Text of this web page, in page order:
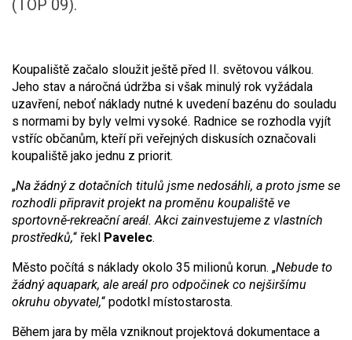
(TOP 09).
Koupaliště začalo sloužit ještě před II. světovou válkou.
Jeho stav a náročná údržba si však minulý rok vyžádala
uzavření, neboť náklady nutné k uvedení bazénu do souladu
s normami by byly velmi vysoké. Radnice se rozhodla vyjít
vstříc občanům, kteří při veřejných diskusích označovali
koupaliště jako jednu z priorit.
„Na žádný z dotačních titulů jsme nedosáhli, a proto jsme se
rozhodli připravit projekt na proměnu koupaliště ve
sportovně-rekreační areál. Akci zainvestujeme z vlastních
prostředků,“ řekl Pavelec.
Město počítá s náklady okolo 35 milionů korun. „Nebude to
žádný aquapark, ale areál pro odpočinek co nejširšímu
okruhu obyvatel,“ podotkl místostarosta.
Během jara by měla vzniknout projektová dokumentace a